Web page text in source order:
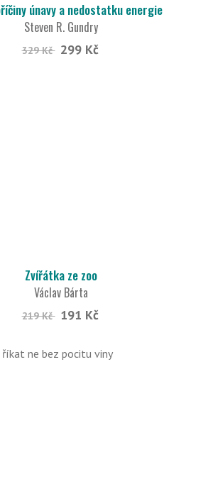
únavy a nedostatku energie
Steven R. Gundry
329 Kč 299 Kč
Zvířátka ze zoo
Václav Bárta
219 Kč 191 Kč